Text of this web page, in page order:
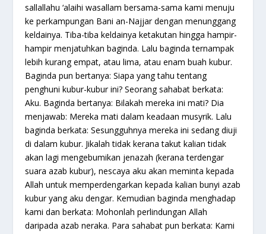
sallallahu ‘alaihi wasallam bersama-sama kami menuju
ke perkampungan Bani an-Najjar dengan menunggang
keldainya. Tiba-tiba keldainya ketakutan hingga hampir-
hampir menjatuhkan baginda. Lalu baginda ternampak
lebih kurang empat, atau lima, atau enam buah kubur.
Baginda pun bertanya: Siapa yang tahu tentang
penghuni kubur-kubur ini? Seorang sahabat berkata:
Aku. Baginda bertanya: Bilakah mereka ini mati? Dia
menjawab: Mereka mati dalam keadaan musyrik. Lalu
baginda berkata: Sesungguhnya mereka ini sedang diuji
di dalam kubur. Jikalah tidak kerana takut kalian tidak
akan lagi mengebumikan jenazah (kerana terdengar
suara azab kubur), nescaya aku akan meminta kepada
Allah untuk memperdengarkan kepada kalian bunyi azab
kubur yang aku dengar. Kemudian baginda menghadap
kami dan berkata: Mohonlah perlindungan Allah
daripada azab neraka. Para sahabat pun berkata: Kami